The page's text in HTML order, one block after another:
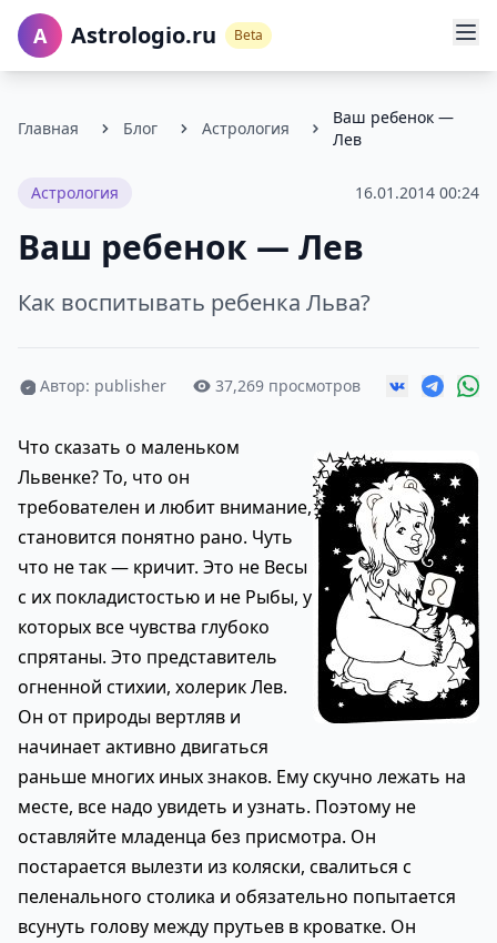
A Astrologio.ru Beta
Главная Блог Астрология
Ваш ребенок —
Лев
Астрология 16.01.2014 00:24
Ваш ребенок — Лев
Как воспитывать ребенка Льва?
Автор: publisher 37,269 просмотров
Что сказать о маленьком
Львенке? То, что он
требователен и любит внимание,
становится понятно рано. Чуть
что не так — кричит. Это не Весы
с их покладистостью и не Рыбы, у
которых все чувства глубоко
спрятаны. Это представитель
огненной стихии, холерик Лев.
Он от природы вертляв и
начинает активно двигаться
раньше многих иных знаков. Ему скучно лежать на
месте, все надо увидеть и узнать. Поэтому не
оставляйте младенца без присмотра. Он
постарается вылезти из коляски, свалиться с
пеленального столика и обязательно попытается
всунуть голову между прутьев в кроватке. Он